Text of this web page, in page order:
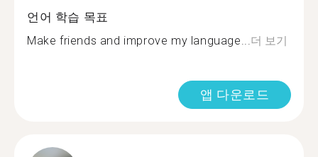
언어 학습 목표
Make friends and improve my language... 더 보기
앱 다운로드